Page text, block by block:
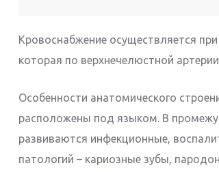
Кровоснабжение осуществляется
которая по верхнечелюстной
Особенности анатомического
расположены под языком. В
развиваются инфекционные,
патологий – кариозные зубы,